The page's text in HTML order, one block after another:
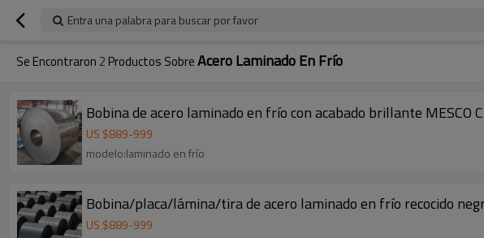
Entra una palabra para buscar por favor
Se Encontraron 2 Productos SobreAcero Laminado En Frío
Bobina de acero laminado en frío con acabado brillante MESCO
US $889-999
modelo:laminado en frío
Bobina/placa/lámina/tira de acero laminado en frío recocido
US $889-999